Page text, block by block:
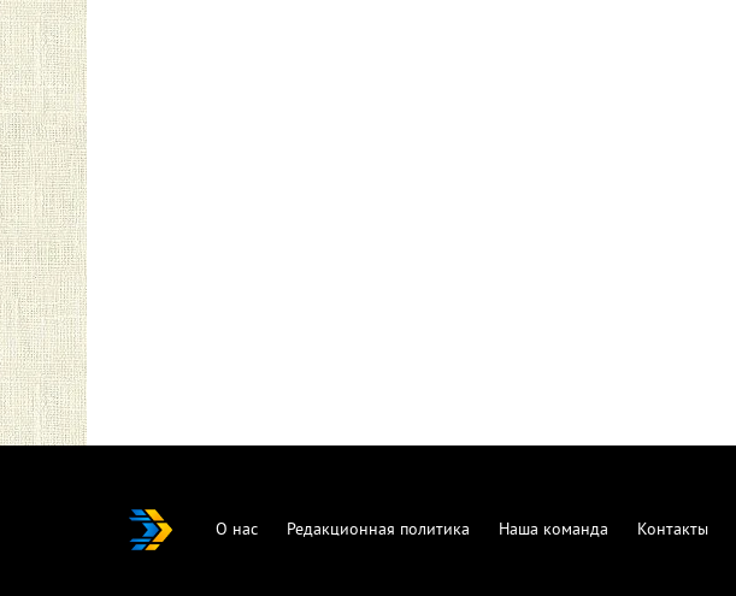
О нас Редакционная политика Наша команда Контакты